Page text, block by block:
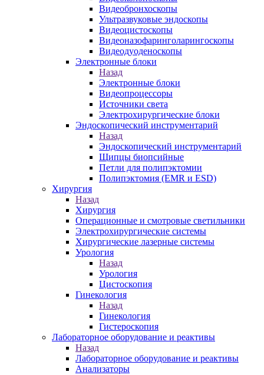
Видеобронхоскопы
Ультразвуковые эндоскопы
Видеоцистоскопы
Видеоназофаринголарингоскопы
Видеодуоденоскопы
Электронные блоки
Назад
Электронные блоки
Видеопроцессоры
Источники света
Электрохирургические блоки
Эндоскопический инструментарий
Назад
Эндоскопический инструментарий
Щипцы биопсийные
Петли для полипэктомии
Полипэктомия (EMR и ESD)
Хирургия
Назад
Хирургия
Операционные и смотровые светильники
Электрохирургические системы
Хирургические лазерные системы
Урология
Назад
Урология
Цистоскопия
Гинекология
Назад
Гинекология
Гистероскопия
Лабораторное оборудование и реактивы
Назад
Лабораторное оборудование и реактивы
Анализаторы